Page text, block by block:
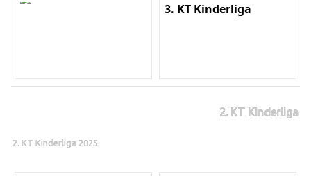
3. KT Kinderliga
2. KT Kinderliga
2. KT Kinderliga 2025